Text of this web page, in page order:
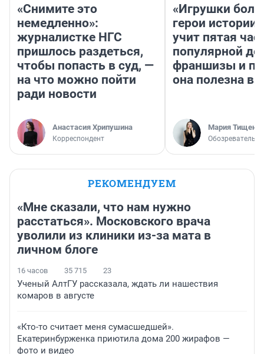
«Снимите это
немедленно»:
журналистке НГС
пришлось раздеться,
чтобы попасть в суд, —
на что можно пойти
ради новости
Анастасия Хрипушина
Корреспондент
«Игрушки
герои
учит пятая
популярной
франшизы и
она полезна
Мария Тищенко
Обозреватель
РЕКОМЕНДУЕМ
«Мне сказали, что нам нужно
расстаться». Московского врача
уволили из клиники из-за мата в
личном блоге
16 часов 35 715 23
Ученый АлтГУ рассказала, ждать ли нашествия
комаров в августе
«Кто-то считает меня сумасшедшей».
Екатеринбурженка приютила дома 200 жирафов —
фото и видео